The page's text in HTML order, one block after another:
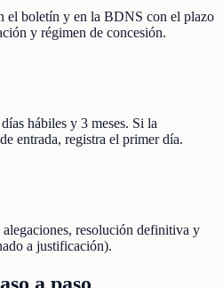
el boletín y en la BDNS con el plazo
y régimen de concesión.
hábiles y 3 meses. Si la
entrada, registra el primer día.
resolución definitiva y
a justificación).